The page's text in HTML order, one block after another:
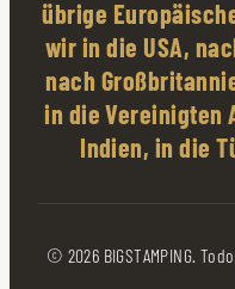
übrige
wir in die USA,
nach
in die Vereinigten
Indien, in die
© 2026 BIGSTAMPING.